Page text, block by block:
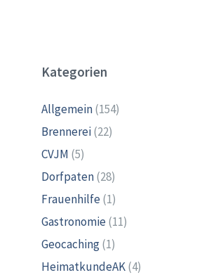
Kategorien
Allgemein(154)
Brennerei(22)
CVJM (5)
Dorfpaten(28)
Frauenhilfe(1)
Gastronomie(11)
Geocaching(1)
HeimatkundeAK(4)